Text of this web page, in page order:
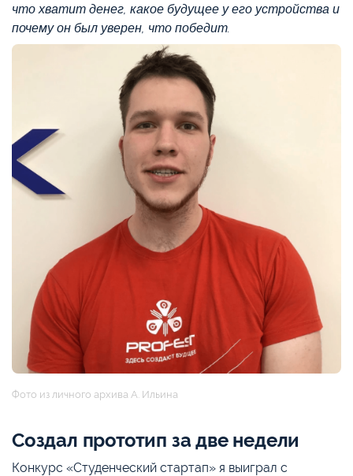
что хватит денег, какое будущее у его устройства и
почему он был уверен, что победит.
Фото из личного архива А. Ильина
Создал прототип за две недели
Конкурс «Студенческий стартап» я выиграл с